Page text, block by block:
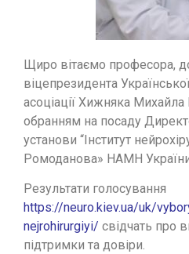
Щиро вітаємо професора,
віцепрезидента
асоціації Хижняка Михайла
обранням на посаду
установи “Інститут
Ромоданова» НАМН
Результати голосування
https://neuro.kiev.ua/uk/
nejrohirurgiyi/ свідчать про
підтримки та довіри.